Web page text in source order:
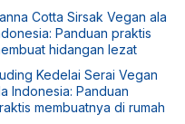
Cotta Sirsak Vegan ala
Panduan praktis
hidangan lezat
Kedelai Serai Vegan
Indonesia: Panduan
membuatnya di rumah